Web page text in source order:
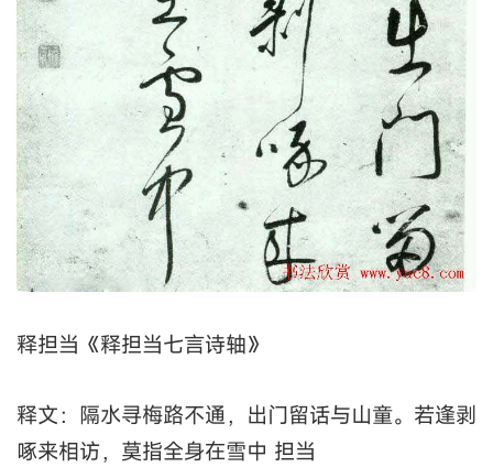
释担当《释担当七言诗轴》
释文：隔水寻梅路不通，出门留话与山童。若逢剥
啄来相访，莫指全身在雪中 担当